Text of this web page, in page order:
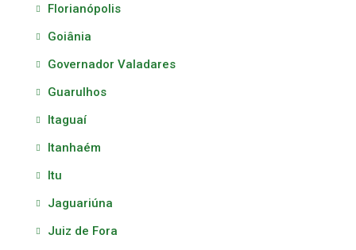
Florianópolis
Goiânia
Governador Valadares
Guarulhos
Itaguaí
Itanhaém
Itu
Jaguariúna
Juiz de Fora